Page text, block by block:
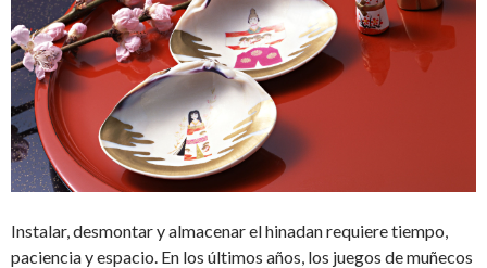
Instalar, desmontar y almacenar el hinadan requiere tiempo,
paciencia y espacio. En los últimos años, los juegos de muñecos